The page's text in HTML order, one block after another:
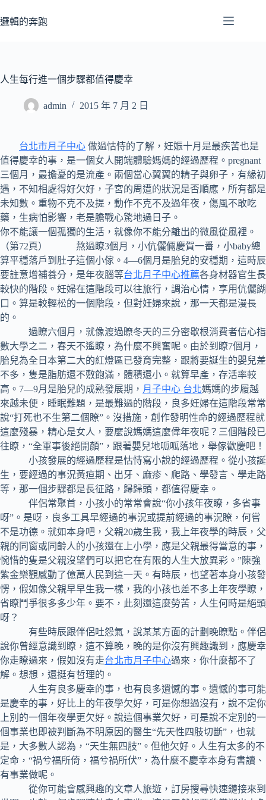
至
容
邏輯的奔跑
人生每行進一個步驟都值得慶幸
admin 2015 年 7 月 2 日
台北市月子中心 做過怙恃的了解，妊娠十月是最疾苦也是
值得慶幸的事，是一個女人開端體驗媽媽的經過歷程。pregnant
三個月，最擔憂的是流產。兩個當心翼翼的精子與卵子，有緣初
遇，不知相處得好欠好，子宮的周遭的狀況是否順應，所有都是
未知數。重物不克不及提，動作不克不及過年夜，傷風不敢吃
藥，生病怕影響，老是膽戰心驚地過日子。
你不能讓一個孤獨的生活，就像你不能分離出的微風從風裡。
（第72頁） 熬過瞭3個月，小伉儷倆慶賀一番，小baby總
算平穩落戶到肚子這個小傢。4—6個月是胎兒的安穩期，這時辰
要註意增補養分，是年夜腦等台北月子中心推薦各身材器官生長
較快的階段。妊婦在這階段可以往旅行，調治心情，享用伉儷餬
口。算是較輕松的一個階段，但對妊婦來說，那一天都是漫長
的。
過瞭六個月，就像渡過瞭冬天的三分密歇根消費者信心指
數大學之二，春天不遙瞭，為什麼不興奮呢。由於到瞭7個月，
胎兒為全日本第二大的紅燈區已發育完整，跟將要誕生的嬰兒差
不多，隻是脂肪還不敷飽滿，體積還小。就算早產，存活率較
高。7—9月是胎兒的成熟發展期， 月子中心 台北媽媽的步履越
來越未便，睡眠難題，是最難過的階段，良多妊婦在這階段常常
說“打死也不生第二個瞭”。沒措施，創作發明性命的經過歷程就
這麼殘暴，精心是女人，要麼說媽媽這麼偉年夜呢？三個階段已
往瞭，“全軍事後絕開顏”，跟著嬰兒地呱呱落地，舉傢歡慶吧！
小孩發展的經過歷程是怙恃寫小說的經過歷程。從小孩誕
生，要經過的事況黃疸期、出牙、麻疹、爬路、學發言、學走路
等，那一個步驟都是長征路，歸歸頭，都值得慶幸。
伴侶常聚首，小孩小的常常會說“你小孩年夜瞭，多省事
呀”。是呀，良多工具早經過的事況或提前經過的事況瞭，何嘗
不是功德。就如本身吧，父親20歲生我，我上年夜學的時辰，父
親的同窗或同齡人的小孩還在上小學，應是父親最得當意的事，
惋惜的隻是父親沒望們可以把它在有限的人生大放異彩。”陳強
紫金樂觀感動了億萬人民到這一天。有時辰，也望著本身小孩發
愣，假如像父親早早生我一樣，我的小孩也差不多上年夜學瞭，
省瞭鬥爭很多多少年。要不，此刻還這麼勞苦，人生何時是絕頭
呀？
有些時辰跟伴侶吐怨氣，說某某方面的計劃晚瞭點。伴侶
說你曾經意識到瞭，這不算晚，晚的是你沒有興趣識到，應慶幸
你走瞭過來，假如沒有走台北市月子中心過來，你什麼都不了
解。想想，還挺有哲理的。
人生有良多慶幸的事，也有良多遺憾的事。遺憾的事可能
是慶幸的事，好比上的年夜學欠好，可是你想過沒有，說不定你
上別的一個年夜學更欠好。說這個事業欠好，可是說不定別的一
個事業也即被判斷為不明原因的醫生“先天性四肢切斷”，也就
是，大多數人認為，“天生無四肢”。但他欠好。人生有太多的不
定命，“禍兮福所倚，福兮禍所伏”，為什麼不慶幸本身有書讀、
有事業做呢。
從你可能會感興趣的文章人旅遊，訂房搜尋快速鏈接來到